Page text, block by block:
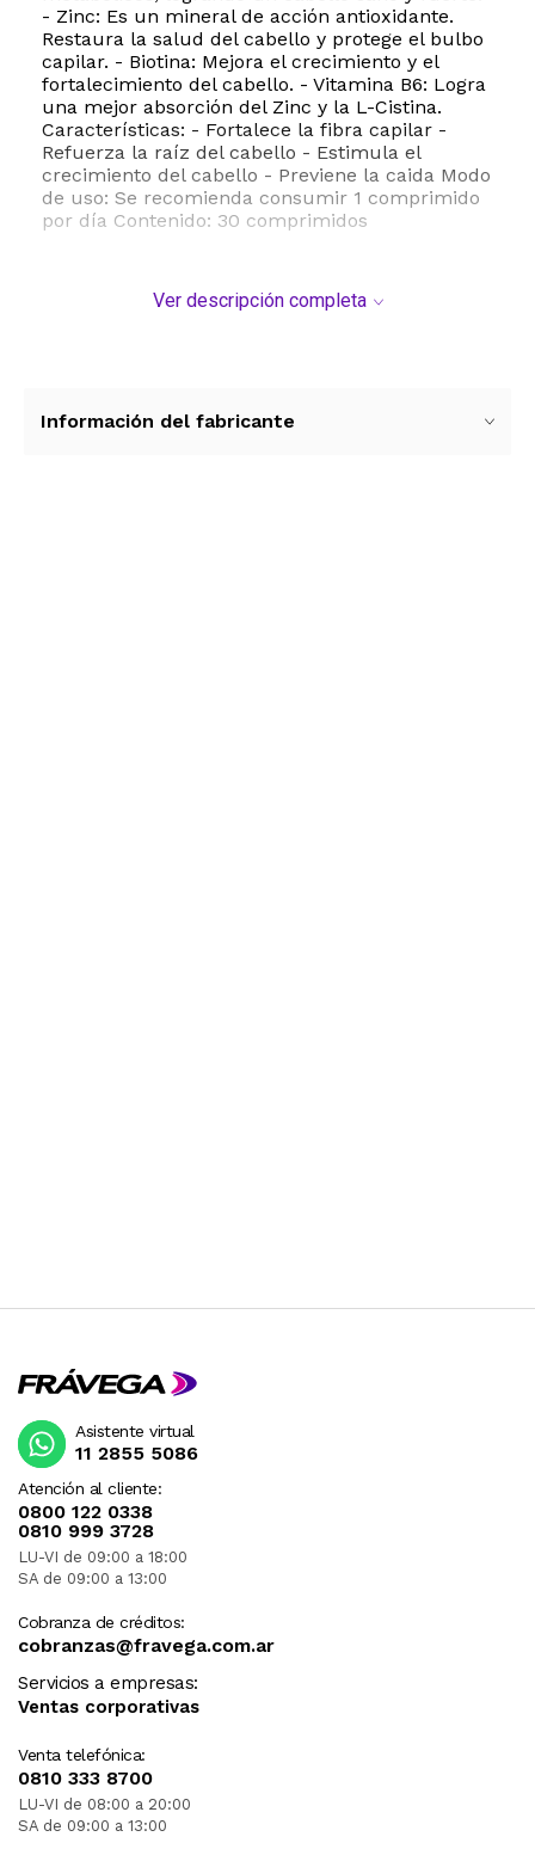
- Zinc: Es un mineral de acción antioxidante.
Restaura la salud del cabello y protege el bulbo
capilar. - Biotina: Mejora el crecimiento y el
fortalecimiento del cabello. - Vitamina B6: Logra
una mejor absorción del Zinc y la L-Cistina.
Características: - Fortalece la fibra capilar -
Refuerza la raíz del cabello - Estimula el
crecimiento del cabello - Previene la caida Modo
de uso: Se recomienda consumir 1 comprimido
por día Contenido: 30 comprimidos
Ver descripción completa
Información del fabricante
Atención al cliente:
0800 122 0338
0810 999 3728
LU-VI de 09:00 a 18:00
SA de 09:00 a 13:00
Cobranza de créditos:
cobranzas@fravega.com.ar
Servicios a empresas:
Ventas corporativas
Venta telefónica:
0810 333 8700
LU-VI de 08:00 a 20:00
SA de 09:00 a 13:00
Asistente virtual
11 2855 5086